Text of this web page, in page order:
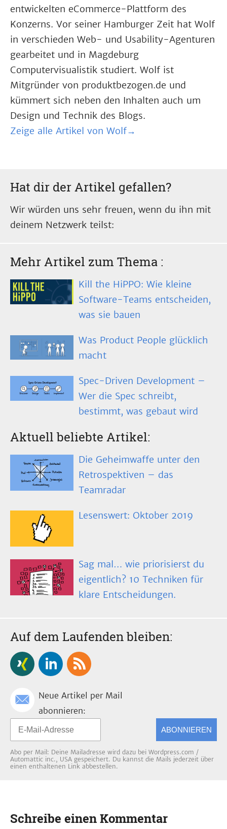
entwickelten eCommerce-Plattform des
Konzerns. Vor seiner Hamburger Zeit hat Wolf
in verschieden Web- und Usability-Agenturen
gearbeitet und in Magdeburg
Computervisualistik studiert. Wolf ist
Mitgründer von produktbezogen.de und
kümmert sich neben den Inhalten auch um
Design und Technik des Blogs.
Zeige alle Artikel von Wolf→
Hat dir der Artikel gefallen?
Wir würden uns sehr freuen, wenn du ihn mit
deinem Netzwerk teilst:
Mehr Artikel zum Thema :
Kill the HiPPO: Wie kleine
Software-Teams entscheiden,
was sie bauen
Was Product People glücklich
macht
Spec-Driven Development –
Wer die Spec schreibt,
bestimmt, was gebaut wird
Aktuell beliebte Artikel:
Die Geheimwaffe unter den
Retrospektiven – das
Teamradar
Lesenswert: Oktober 2019
Sag mal… wie priorisierst du
eigentlich? 10 Techniken für
klare Entscheidungen.
Auf dem Laufenden bleiben:
Neue Artikel per Mail
abonnieren:
ABONNIEREN
Abo per Mail: Deine Mailadresse wird dazu bei Wordpress.com /
Automattic inc., USA gespeichert. Du kannst die Mails jederzeit über
einen enthaltenen Link abbestellen.
Schreibe einen Kommentar